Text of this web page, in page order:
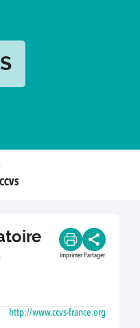
CCVS
Imprimer Partager
http://www.ccvs-france.org